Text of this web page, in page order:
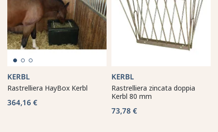
KERBL
Rastrelliera HayBox Kerbl
364,16 €
KERBL
Rastrelliera zincata doppia
Kerbl 80 mm
73,78 €